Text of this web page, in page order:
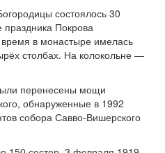
состоялось 30
праздника Покрова
в монастыре имелась
столбах. На колокольне —
перенесены мощи
обнаруженные в 1992
собора Савво-Вишерского